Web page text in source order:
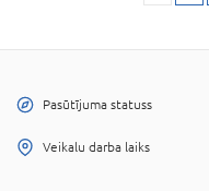
Pasūtījuma statuss
Veikalu darba laiks